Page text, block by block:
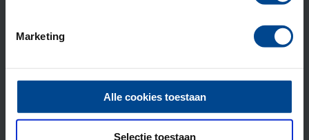
Marketing
Alle cookies toestaan
Selectie toestaan
loopbanen & leiderschap in organisaties, zij geloven